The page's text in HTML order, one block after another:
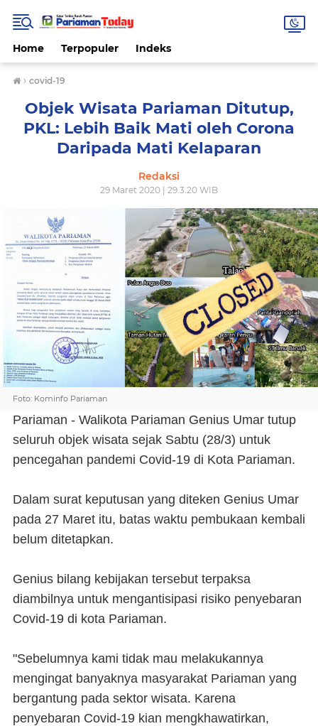
Home Terpopuler Indeks
› covid-19
Objek Wisata Pariaman Ditutup,
PKL: Lebih Baik Mati oleh Corona
Daripada Mati Kelaparan
Redaksi
29 Maret 2020 | 29.3.20 WIB
Foto: Kominfo Pariaman
Pariaman - Walikota Pariaman Genius Umar tutup
seluruh objek wisata sejak Sabtu (28/3) untuk
pencegahan pandemi Covid-19 di Kota Pariaman.
Dalam surat keputusan yang diteken Genius Umar
pada 27 Maret itu, batas waktu pembukaan kembali
belum ditetapkan.
Genius bilang kebijakan tersebut terpaksa
diambilnya untuk mengantisipasi risiko penyebaran
Covid-19 di kota Pariaman.
"Sebelumnya kami tidak mau melakukannya
mengingat banyaknya masyarakat Pariaman yang
bergantung pada sektor wisata. Karena
penyebaran Covid-19 kian mengkhawatirkan,